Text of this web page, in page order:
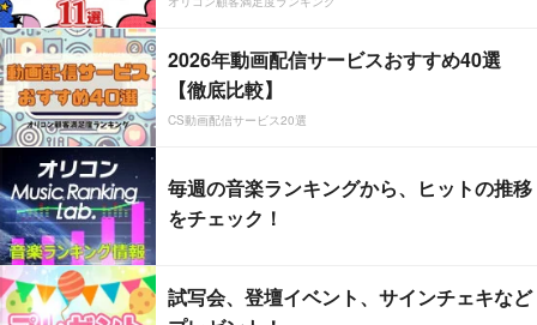
2026年動画配信サービスおすすめ40選
【徹底比較】
CS動画配信サービス20選
毎週の音楽ランキングから、ヒットの推移
をチェック！
試写会、登壇イベント、サインチェキなど